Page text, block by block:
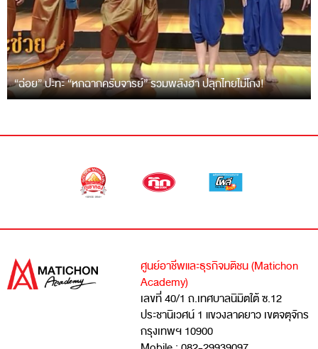
“ฉ่อย” ปะทะ “หกฉากครับจารย์” รวมพลังฮา ปลุกไทยไม่โกง!
ศูนย์อาชีพและธุรกิจมติชน (Matichon
Academy)
เลขที่ 40/1 ถ.เทศบาลนิมิตใต้ ซ.12
ประชานิเวศน์ 1 แขวงลาดยาว เขตจตุจักร
กรุงเทพฯ 10900